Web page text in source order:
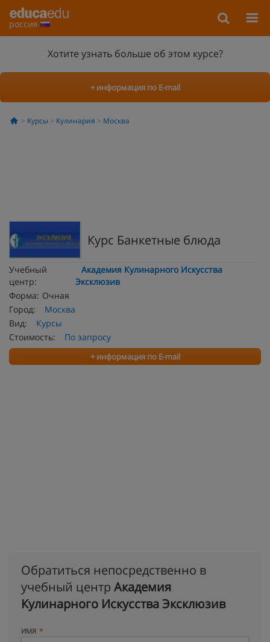
россия
Хотите узнать больше об этом курсе?
+ информация по E-mail
Курсы Кулинария Москва
Курс Банкетные блюда
Учебный
центр:
Академия Кулинарного Искусства
Эксклюзив
Форма: Очная
Город:
Москва
Вид:
Курсы
Стоимость:
По запросу
+ информация по E-mail
Обратиться непосредственно в
учебный центр Академия
Кулинарного Искусства Эксклюзив
ИМЯ